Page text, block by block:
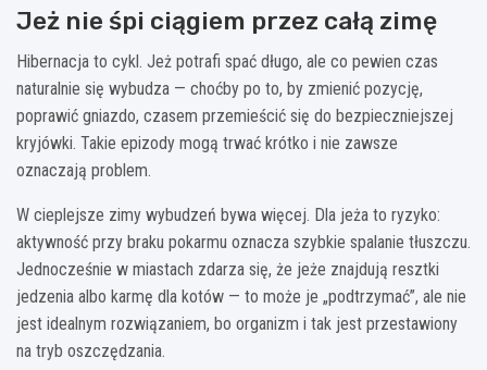
Jeż nie śpi ciągiem przez całą zimę
Hibernacja to cykl. Jeż potrafi spać długo, ale co pewien czas
naturalnie się wybudza — choćby po to, by zmienić pozycję,
poprawić gniazdo, czasem przemieścić się do bezpieczniejszej
kryjówki. Takie epizody mogą trwać krótko i nie zawsze
oznaczają problem.
W cieplejsze zimy wybudzeń bywa więcej. Dla jeża to ryzyko:
aktywność przy braku pokarmu oznacza szybkie spalanie tłuszczu.
Jednocześnie w miastach zdarza się, że jeże znajdują resztki
jedzenia albo karmę dla kotów — to może je „podtrzymać”, ale nie
jest idealnym rozwiązaniem, bo organizm i tak jest przestawiony
na tryb oszczędzania.